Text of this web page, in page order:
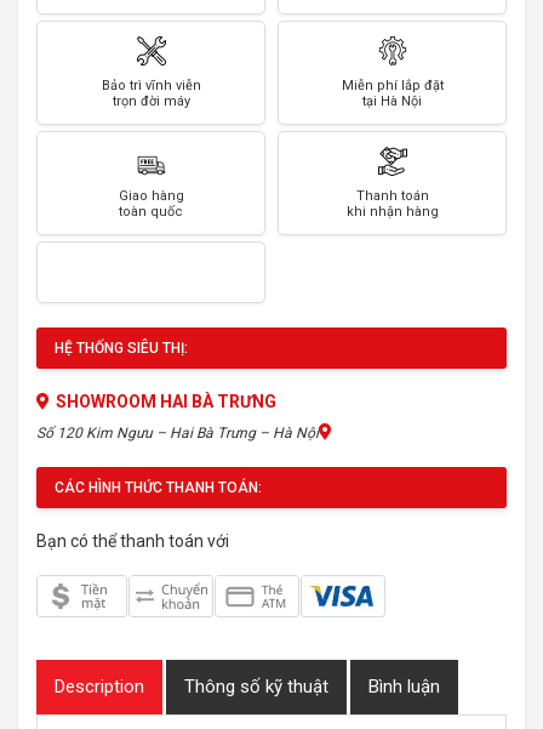
Bảo trì vĩnh viễn
trọn đời máy
Miễn phí lắp đặt
tại Hà Nội
Giao hàng
toàn quốc
Thanh toán
khi nhận hàng
HỆ THỐNG SIÊU THỊ:
SHOWROOM HAI BÀ TRƯNG
Số 120 Kim Ngưu – Hai Bà Trưng – Hà Nội
CÁC HÌNH THỨC THANH TOÁN:
Bạn có thể thanh toán với
Description Thông số kỹ thuật Bình luận